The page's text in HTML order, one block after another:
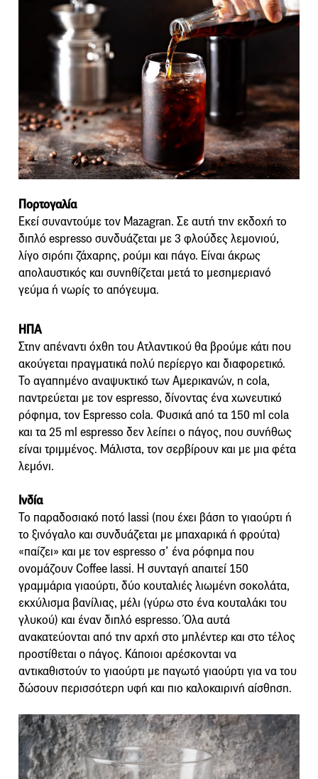
Πορτογαλία
Εκεί συναντούμε τον Mazagran. Σε αυτή την εκδοχή το
διπλό espresso συνδυάζεται με 3 φλούδες λεμονιού,
λίγο σιρόπι ζάχαρης, ρούμι και πάγο. Είναι άκρως
απολαυστικός και συνηθίζεται μετά το μεσημεριανό
γεύμα ή νωρίς το απόγευμα.
ΗΠΑ
Στην απέναντι όχθη του Ατλαντικού θα βρούμε κάτι που
ακούγεται πραγματικά πολύ περίεργο και διαφορετικό.
Το αγαπημένο αναψυκτικό των Αμερικανών, η cola,
παντρεύεται με τον espresso, δίνοντας ένα χωνευτικό
ρόφημα, τον Espresso cola. Φυσικά από τα 150 ml cola
και τα 25 ml espresso δεν λείπει ο πάγος, που συνήθως
είναι τριμμένος. Μάλιστα, τον σερβίρουν και με μια φέτα
λεμόνι.
Ινδία
Το παραδοσιακό ποτό lassi (που έχει βάση το γιαούρτι ή
το ξινόγαλο και συνδυάζεται με μπαχαρικά ή φρούτα)
«παίζει» και με τον espresso σ’ ένα ρόφημα που
ονομάζουν Coffee lassi. Η συνταγή απαιτεί 150
γραμμάρια γιαούρτι, δύο κουταλιές λιωμένη σοκολάτα,
εκχύλισμα βανίλιας, μέλι (γύρω στο ένα κουταλάκι του
γλυκού) και έναν διπλό espresso. Όλα αυτά
ανακατεύονται από την αρχή στο μπλέντερ και στο τέλος
προστίθεται ο πάγος. Κάποιοι αρέσκονται να
αντικαθιστούν το γιαούρτι με παγωτό γιαούρτι για να του
δώσουν περισσότερη υφή και πιο καλοκαιρινή αίσθηση.